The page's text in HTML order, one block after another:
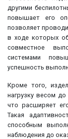
другими
повышает его
позволяет
в ходе которых
совместное
системами
успешность
Кроме того,
нагрузку весом
что расширяет
Такая
способным
наблюдения до